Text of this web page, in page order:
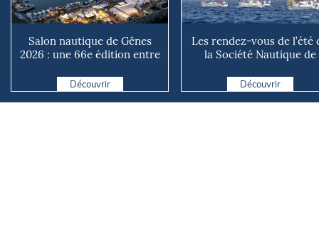
Salon nautique de Gênes
2026 : une 66e édition entre
Découvrir
Les rendez-vous de l’été
la Société Nautique de
Découvrir